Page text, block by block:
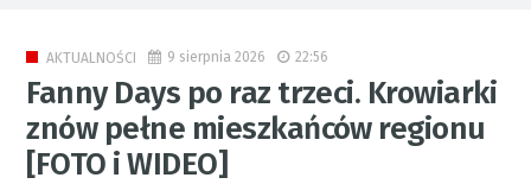
AKTUALNOŚCI 9 sierpnia 2026 22:56
Fanny Days po raz trzeci. Krowiarki
znów pełne mieszkańców regionu
[FOTO i WIDEO]